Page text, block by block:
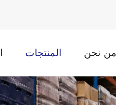
من نحن المنتجات